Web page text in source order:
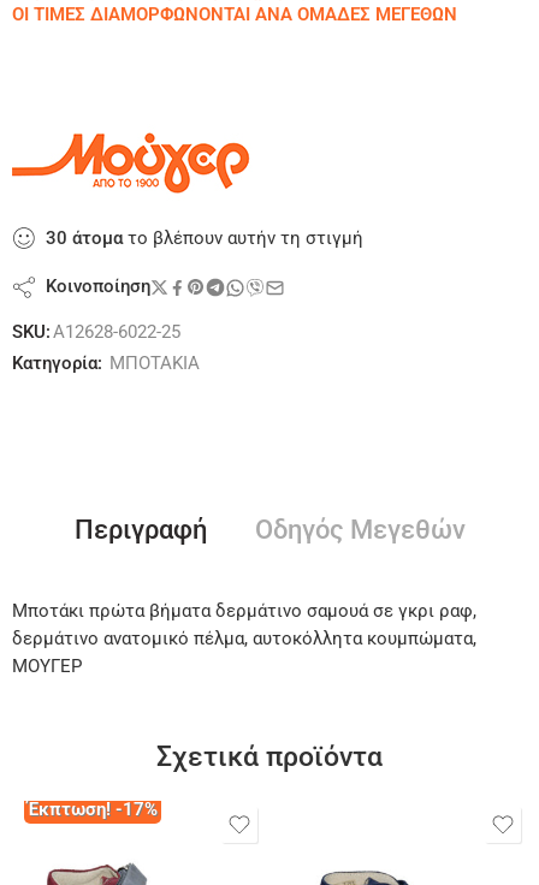
ΟΙ ΤΙΜΕΣ ΔΙΑΜΟΡΦΩΝΟΝΤΑΙ ΑΝΑ ΟΜΑΔΕΣ ΜΕΓΕΘΩΝ
30 άτοματο βλέπουν αυτήν τη στιγμή
Κοινοποίηση
SKU:A12628-6022-25
Κατηγορία: ΜΠΟΤΑΚΙΑ
Περιγραφή Οδηγός Μεγεθών
Μποτάκι πρώτα βήματα δερμάτινο σαμουά σε γκρι ραφ,
δερμάτινο ανατομικό πέλμα, αυτοκόλλητα κουμπώματα,
ΜΟΥΓΕΡ
Σχετικά προϊόντα
Έκπτωση! -17%